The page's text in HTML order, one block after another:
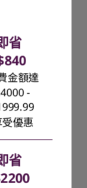
效能與美感，想
且無論是在咖啡
你的選擇。
省
金額達
-
優惠
省